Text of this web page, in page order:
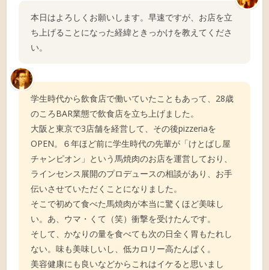
本日はよろしくお願いします。早速ですが、お店を立
ち上げることになった経緯ときっかけを教えてくださ
い。
学生時代から飲食店で働いていたこともあって、28歳
のころBAR業態で飲食店を立ち上げました。
大阪と東京で3店舗を経営して、その後pizzeriaを
OPEN。６年ほど前に学生時代の先輩が「けとばし屋
チャンピオン」という馬焼肉のお店を運営しており、
ラインセンス展開のプロデュースの相談があり、お手
伝いさせていただくことになりました。
そこで初めて食べた馬焼肉が本当に驚くほど美味し
い。あ、ウマ・くて（笑）衝撃を受けたんです。
そして、かなりの量を食べても次の日全く胃もたれし
ない。味も美味しいし、低カロリー高たんぱく。
美容健康にも良いなどからこれはイケると思いまし